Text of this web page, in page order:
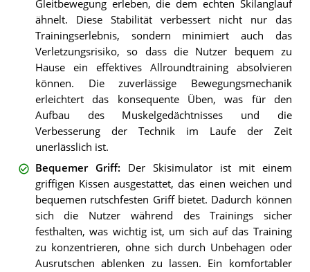
Gleitbewegung erleben, die dem echten Skilanglauf
ähnelt. Diese Stabilität verbessert nicht nur das
Trainingserlebnis, sondern minimiert auch das
Verletzungsrisiko, so dass die Nutzer bequem zu
Hause ein effektives Allroundtraining absolvieren
können. Die zuverlässige Bewegungsmechanik
erleichtert das konsequente Üben, was für den
Aufbau des Muskelgedächtnisses und die
Verbesserung der Technik im Laufe der Zeit
unerlässlich ist.
Bequemer Griff: Der Skisimulator ist mit einem
griffigen Kissen ausgestattet, das einen weichen und
bequemen rutschfesten Griff bietet. Dadurch können
sich die Nutzer während des Trainings sicher
festhalten, was wichtig ist, um sich auf das Training
zu konzentrieren, ohne sich durch Unbehagen oder
Ausrutschen ablenken zu lassen. Ein komfortabler